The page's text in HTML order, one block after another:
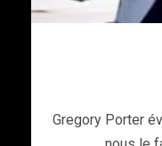
Gregory Porter